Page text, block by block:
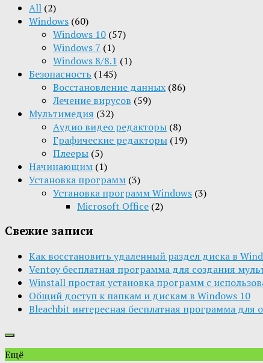
All (2)
Windows (60)
Windows 10 (57)
Windows 7 (1)
Windows 8/8.1 (1)
Безопасность (145)
Восстановление данных (86)
Лечение вирусов (59)
Мультимедия (32)
Aудио видео редакторы (8)
Графические редакторы (19)
Плееры (5)
Начинающим (1)
Установка программ (3)
Установка программ Windows (3)
Microsoft Office (2)
Свежие записи
Как восстановить удаленный раздел диска в
Ventoy бесплатная программа для создания
Winstall простая установка программ с
Общий доступ к папкам и дискам в Windows 10
Bleachbit интересная бесплатная программа
Ещё